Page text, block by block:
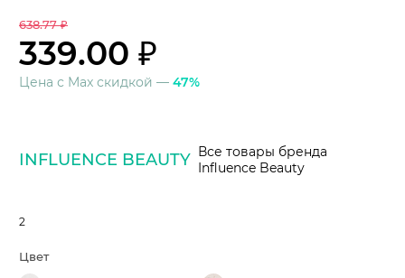
638.77 ₽
339.00 ₽
Цена с Max скидкой — 47%
INFLUENCE BEAUTY Все товары бренда
Influence Beauty
2
Цвет